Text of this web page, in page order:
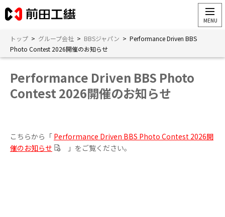
トップ > グループ会社 > BBSジャパン > Performance Driven BBS
Photo Contest 2026開催のお知らせ
Performance Driven BBS Photo
Contest 2026開催のお知らせ
こちらから「 Performance Driven BBS Photo Contest 2026開
催のお知らせ
」をご覧ください。